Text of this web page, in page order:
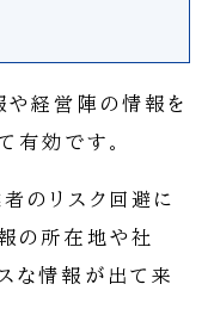
経営陣の情報を
有効です。
のリスク回避に
の所在地や社
な情報が出て来